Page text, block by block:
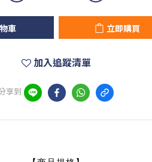
車 立即購買
加入追蹤清單
享到